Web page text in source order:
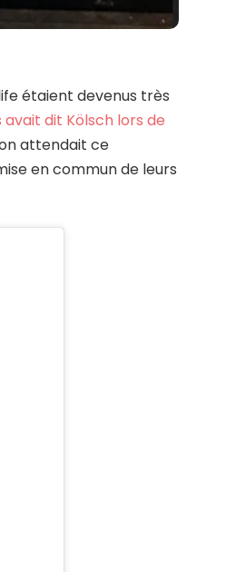
étaient devenus très
avait dit Kölsch lors de
attendait ce
en commun de leurs